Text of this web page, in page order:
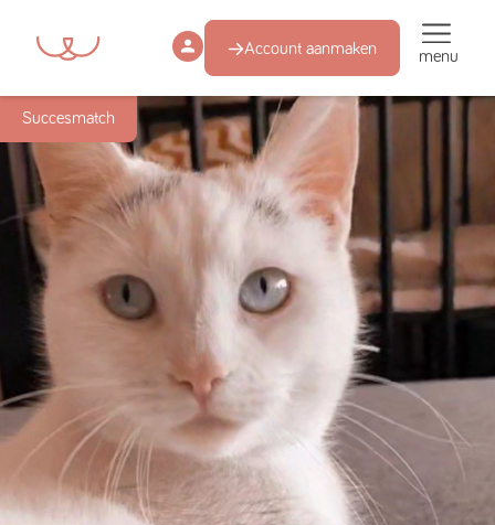
Account aanmaken menu
Succesmatch